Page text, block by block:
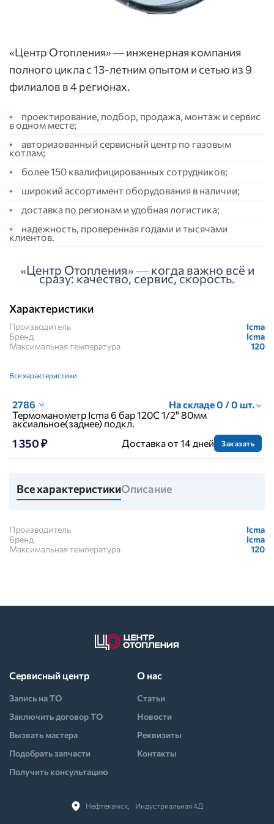
«Центр Отопления» — инженерная компания
полного цикла с 13-летним опытом и сетью из 9
филиалов в 4 регионах.
проектирование, подбор, продажа, монтаж и сервис
в одном месте;
авторизованный сервисный центр по газовым
котлам;
более 150 квалифицированных сотрудников;
широкий ассортимент оборудования в наличии;
доставка по регионам и удобная логистика;
надежность, проверенная годами и тысячами
клиентов.
«Центр Отопления» — когда важно всё и
сразу: качество, сервис, скорость.
Характеристики
Производитель
Icma
Бренд
Icma
Максимальная температура
120
Все характеристики
2786
На складе 0 / 0 шт.
Термоманометр Icma 6 бар 120С 1/2" 80мм
аксиальное(заднее) подкл.
1 350 ₽ Доставка от 14 дней Заказать
Все характеристикиОписание
Производитель
Icma
Бренд
Icma
Максимальная температура
120
Нефтекамск,⠀Индустриальная 4Д
Сервисный центр
Запись на ТО
Заключить договор ТО
Вызвать мастера
Подобрать запчасти
Получить консультацию
О нас
Статьи
Новости
Реквизиты
Контакты